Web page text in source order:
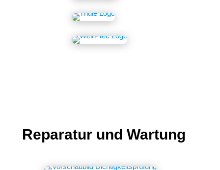
Reparatur und Wartung